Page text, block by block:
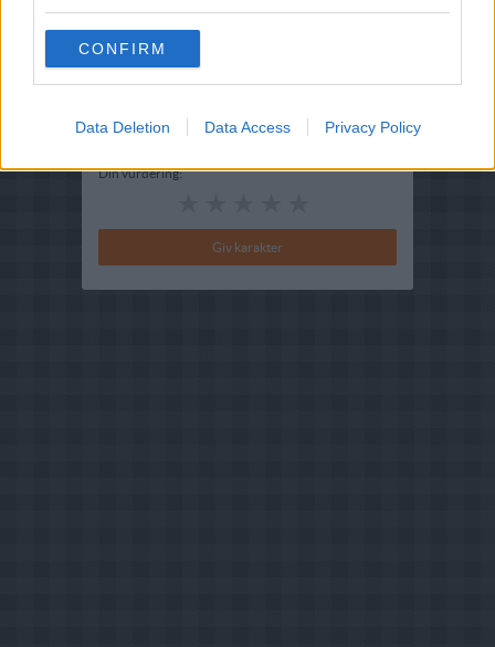
CONFIRM
Data Deletion Data Access Privacy Policy
Bedøm retten
Din vurdering: